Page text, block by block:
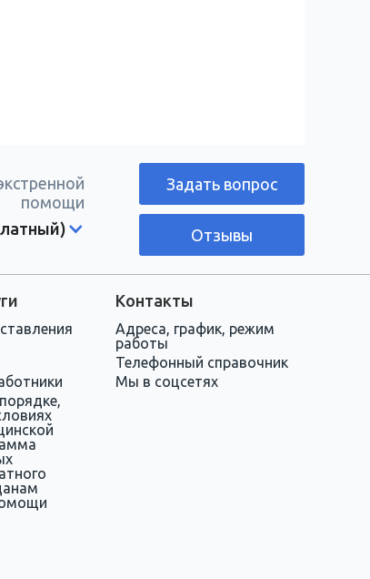
помощи
Задать вопрос
Отзывы
Контакты
Адреса, график, режим
работы
Телефонный справочник
Мы в соцсетях